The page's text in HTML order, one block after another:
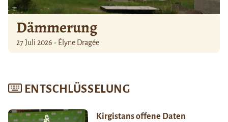
Dämmerung
27 Juli 2026 - Élyne Dragée
ENTSCHLÜSSELUNG
Kirgistans offene Daten